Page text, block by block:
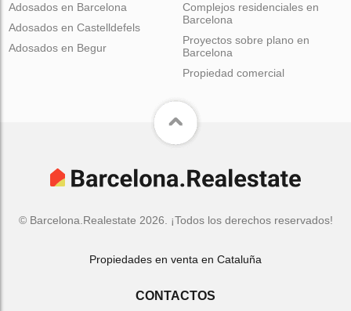
Adosados en Barcelona
Adosados en Castelldefels
Adosados en Begur
Complejos residenciales en
Barcelona
Proyectos sobre plano en
Barcelona
Propiedad comercial
© Barcelona.Realestate 2026. ¡Todos los derechos reservados!
Propiedades en venta en Cataluña
CONTACTOS